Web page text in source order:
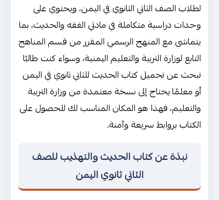
القيم الإيمانية وفهم المعاني التربوية
تحليل الفصل الدراسي الثاني: التوجيه
السلوكي وتطبيق القيم في الواقع
رابط تحميل وتنزيل كتاب الحديث
والتهذيب للصف الثاني ثانوي اليمن
تحميل كتاب الحديث والتهذيب للصف
الثاني ثانوي الصادر من وزارة التربية
لطلاب الصف الثاني الثانوي في اليمن، ويحتوي على
وحدات دراسية متكاملة في مادتي الفقه والحديث، بما
يتماشى مع المنهج الرسمي المقرر من قسم المناهج
التابع لوزارة التربية والتعليم اليمنية، وسواء كنت طالبًا
تبحث عن تحميل كتاب الحديث للثاني ثانوي في اليمن
أو معلمًا يحتاج إلى نسخة معتمدة من وزارة التربية
والتعليم، فهذا هو المكان المناسب لك للحصول على
الكتاب بروابط سريعة وآمنة.
نبذة عن كتاب الحديث والتهذيب للصف
الثاني ثانوي اليمن